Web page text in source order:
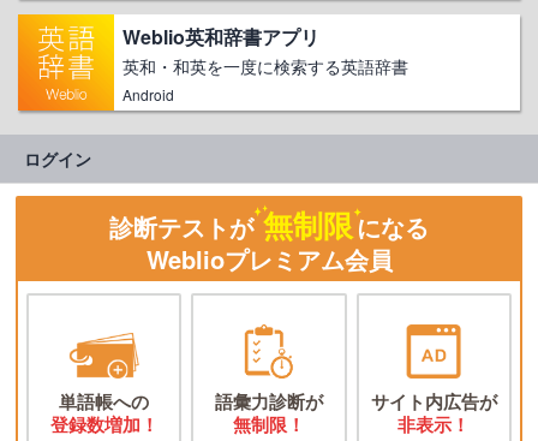
Weblio英和辞書アプリ
英和・和英を一度に検索する英語辞書
Android
ログイン
診断テストが 無制限になる
Weblioプレミアム会員
単語帳への
登録数増加！
語彙力診断が
無制限！
サイト内広告が
非表示！